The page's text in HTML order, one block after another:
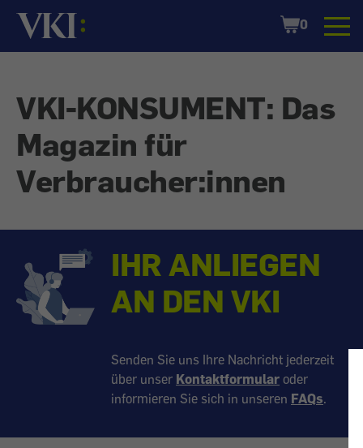
Startseite
Shopping
Cart
0
VKI-KONSUMENT: Das
Magazin für
Verbraucher:innen
IHR ANLIEGEN
AN DEN VKI
Senden Sie uns Ihre Nachricht jederzeit
über unser Kontaktformular oder
informieren Sie sich in unseren FAQs.